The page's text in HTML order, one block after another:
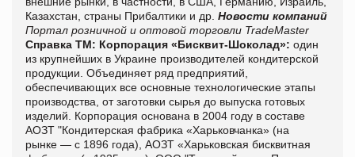
Казахстан, страны Прибалтики и др. Новости компаний
Портал розничной и оптовой торговли TradeMaster
Справка ТМ: Корпорация «Бисквит-Шоколад»: один
из крупнейших в Украине производителей кондитерской
продукции. Объединяет ряд предприятий,
обеспечивающих все основные технологические этапы
производства, от заготовки сырья до выпуска готовых
изделий. Корпорация основана в 2004 году в составе
АОЗТ "Кондитерская фабрика «Харьковчанка» (на
рынке — с 1896 года), АОЗТ «Харьковская бисквитная